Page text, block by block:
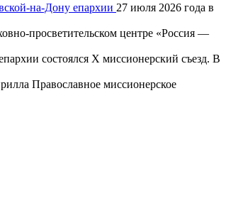
на-Дону епархии 27 июля 2026 года в
просветительском центре «Россия —
состоялся X миссионерский съезд. В
Православное миссионерское